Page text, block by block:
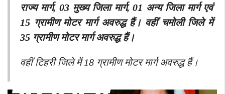
राज्य मार्ग, 03 मुख्य जिला मार्ग, 01 अन्य जिला मार्ग एवं
15 ग्रामीण मोटर मार्ग अवरुद्ध हैं। वहीं चमोली जिले में
35 ग्रामीण मोटर मार्ग अवरुद्ध हैं।
वहीं टिहरी जिले में 18 ग्रामीण मोटर मार्ग अवरुद्ध हैं।